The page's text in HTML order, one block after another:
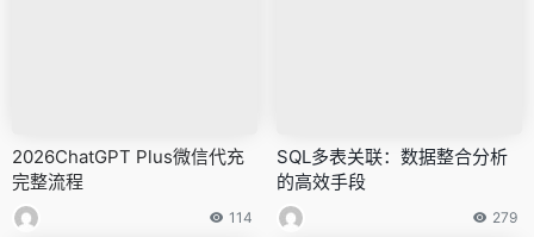
2026ChatGPT Plus微信代充
完整流程
114
SQL多表关联：数据整合分析
的高效手段
279